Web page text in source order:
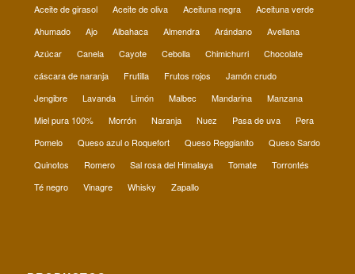
Aceite de girasol Aceite de oliva Aceituna negra
Aceituna verde
Ahumado
Ajo Albahaca Almendra Arándano
Avellana
Azúcar
Canela Cayote Cebolla Chimichurri
Chocolate
cáscara de naranja
Frutilla Frutos rojos
Jamón crudo
Jengibre
Lavanda Limón Malbec Mandarina
Manzana
Miel pura 100%
Morrón Naranja Nuez Pasa de uva
Pera
Pomelo
Queso azul o Roquefort Queso Reggianito
Queso Sardo
Quinotos
Romero Sal rosa del Himalaya Tomate
Torrontés
Té negro
Vinagre Whisky Zapallo